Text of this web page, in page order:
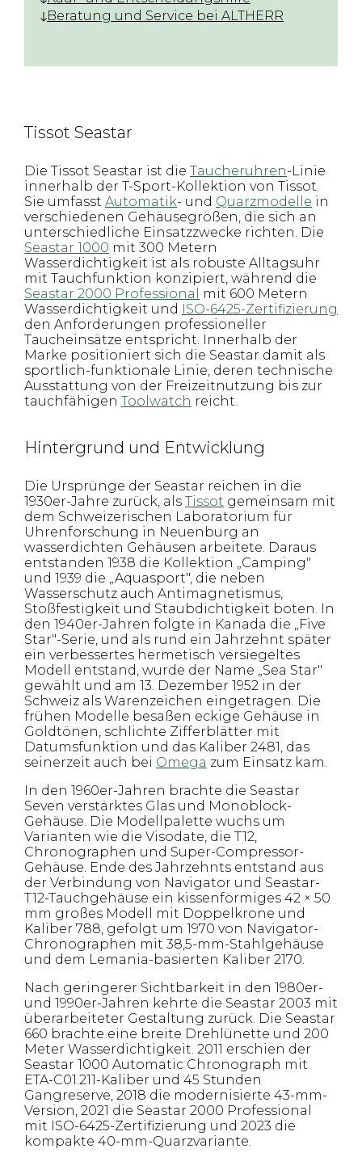
Beratung und Service bei ALTHERR
Tissot Seastar
Die Tissot Seastar ist die Taucheruhren-Linie
innerhalb der T-Sport-Kollektion von Tissot.
Sie umfasst Automatik- und Quarzmodelle in
verschiedenen Gehäusegrößen, die sich an
unterschiedliche Einsatzzwecke richten. Die
Seastar 1000 mit 300 Metern
Wasserdichtigkeit ist als robuste Alltagsuhr
mit Tauchfunktion konzipiert, während die
Seastar 2000 Professional
mit 600 Metern
Wasserdichtigkeit und ISO-6425-Zertifizierung
den Anforderungen professioneller
Taucheinsätze entspricht. Innerhalb der
Marke positioniert sich die Seastar damit als
sportlich-funktionale Linie, deren technische
Ausstattung von der Freizeitnutzung bis zur
tauchfähigen Toolwatch reicht.
Hintergrund und Entwicklung
Die Ursprünge der Seastar reichen in die
1930er-Jahre zurück, als Tissot gemeinsam mit
dem Schweizerischen Laboratorium für
Uhrenforschung in Neuenburg an
wasserdichten Gehäusen arbeitete. Daraus
entstanden 1938 die Kollektion „Camping"
und 1939 die „Aquasport", die neben
Wasserschutz auch Antimagnetismus,
Stoßfestigkeit und Staubdichtigkeit boten. In
den 1940er-Jahren folgte in Kanada die „Five
Star"-Serie, und als rund ein Jahrzehnt später
ein verbessertes hermetisch versiegeltes
Modell entstand, wurde der Name „Sea Star"
gewählt und am 13. Dezember 1952 in der
Schweiz als Warenzeichen eingetragen. Die
frühen Modelle besaßen eckige Gehäuse in
Goldtönen, schlichte Zifferblätter mit
Datumsfunktion und das Kaliber 2481, das
seinerzeit auch bei Omega zum Einsatz kam.
In den 1960er-Jahren brachte die Seastar
Seven verstärktes Glas und Monoblock-
Gehäuse. Die Modellpalette wuchs um
Varianten wie die Visodate, die T12,
Chronographen und Super-Compressor-
Gehäuse. Ende des Jahrzehnts entstand aus
der Verbindung von Navigator und Seastar-
T12-Tauchgehäuse ein kissenförmiges 42 × 50
mm großes Modell mit Doppelkrone und
Kaliber 788, gefolgt um 1970 von Navigator-
Chronographen mit 38,5-mm-Stahlgehäuse
und dem Lemania-basierten Kaliber 2170.
Nach geringerer Sichtbarkeit in den 1980er-
und 1990er-Jahren kehrte die Seastar 2003 mit
überarbeiteter Gestaltung zurück. Die Seastar
660 brachte eine breite Drehlünette und 200
Meter Wasserdichtigkeit. 2011 erschien der
Seastar 1000 Automatic Chronograph mit
ETA-C01.211-Kaliber und 45 Stunden
Gangreserve, 2018 die modernisierte 43-mm-
Version, 2021 die Seastar 2000 Professional
mit ISO-6425-Zertifizierung und 2023 die
kompakte 40-mm-Quarzvariante.